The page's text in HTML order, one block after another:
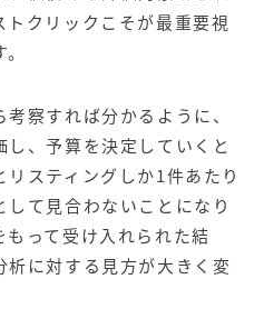
クリックこそが最重要視
察すれば分かるように、
、予算を決定していくと
スティングしか1件あたり
て見合わないことになり
って受け入れられた結
に対する見方が大きく変